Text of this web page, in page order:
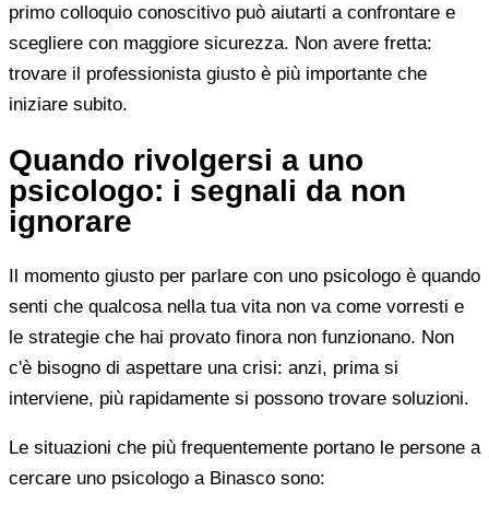
primo colloquio conoscitivo può aiutarti a confrontare e
scegliere con maggiore sicurezza. Non avere fretta:
trovare il professionista giusto è più importante che
iniziare subito.
Quando rivolgersi a uno
psicologo: i segnali da non
ignorare
Il momento giusto per parlare con uno psicologo è quando
senti che qualcosa nella tua vita non va come vorresti e
le strategie che hai provato finora non funzionano. Non
c'è bisogno di aspettare una crisi: anzi, prima si
interviene, più rapidamente si possono trovare soluzioni.
Le situazioni che più frequentemente portano le persone a
cercare uno psicologo a Binasco sono: